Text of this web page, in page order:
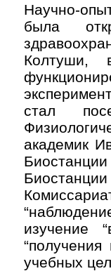
Научно-
была
Колтуши,
стал
академик
изучение
учебных